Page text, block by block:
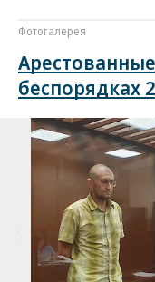
Фотогалерея
беспорядках